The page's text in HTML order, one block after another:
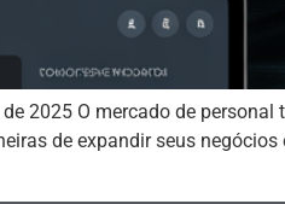
2025 O mercado de
de expandir seus negócios